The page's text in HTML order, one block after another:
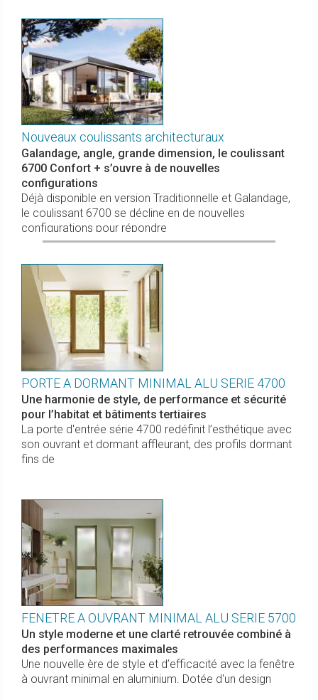
Nouveaux coulissants architecturaux
Galandage, angle, grande dimension, le coulissant
6700 Confort + s’ouvre à de nouvelles
configurations
Déjà disponible en version Traditionnelle et Galandage,
le coulissant 6700 se décline en de nouvelles
configurations pour répondre
PORTE A DORMANT MINIMAL ALU SERIE 4700
Une harmonie de style, de performance et sécurité
pour l’habitat et bâtiments tertiaires
La porte d'entrée série 4700 redéfinit l’esthétique avec
son ouvrant et dormant affleurant, des profils dormant
fins de
FENETRE A OUVRANT MINIMAL ALU SERIE 5700
Un style moderne et une clarté retrouvée combiné à
des performances maximales
Une nouvelle ère de style et d’efficacité avec la fenêtre
à ouvrant minimal en aluminium. Dotée d'un design